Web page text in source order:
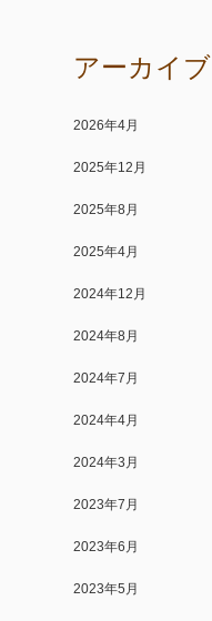
アーカイブ
2026年4月
2025年12月
2025年8月
2025年4月
2024年12月
2024年8月
2024年7月
2024年4月
2024年3月
2023年7月
2023年6月
2023年5月